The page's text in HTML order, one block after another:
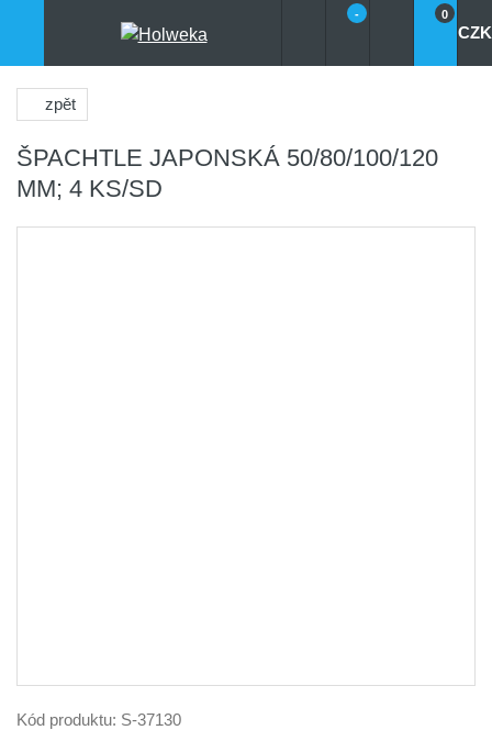
- 0
CZK
zpět
ŠPACHTLE JAPONSKÁ 50/80/100/120
MM; 4 KS/SD
Kód produktu: S-37130